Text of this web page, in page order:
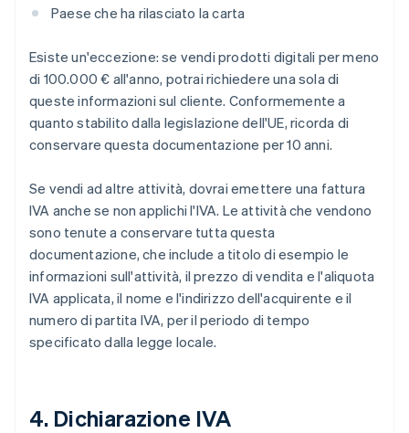
Paese che ha rilasciato la carta
Esiste un'eccezione: se vendi prodotti digitali per meno
di 100.000 € all'anno, potrai richiedere una sola di
queste informazioni sul cliente. Conformemente a
quanto stabilito dalla legislazione dell'UE, ricorda di
conservare questa documentazione per 10 anni.
Se vendi ad altre attività, dovrai emettere una fattura
IVA anche se non applichi l'IVA. Le attività che vendono
sono tenute a conservare tutta questa
documentazione, che include a titolo di esempio le
informazioni sull'attività, il prezzo di vendita e l'aliquota
IVA applicata, il nome e l'indirizzo dell'acquirente e il
numero di partita IVA, per il periodo di tempo
specificato dalla legge locale.
4. Dichiarazione IVA